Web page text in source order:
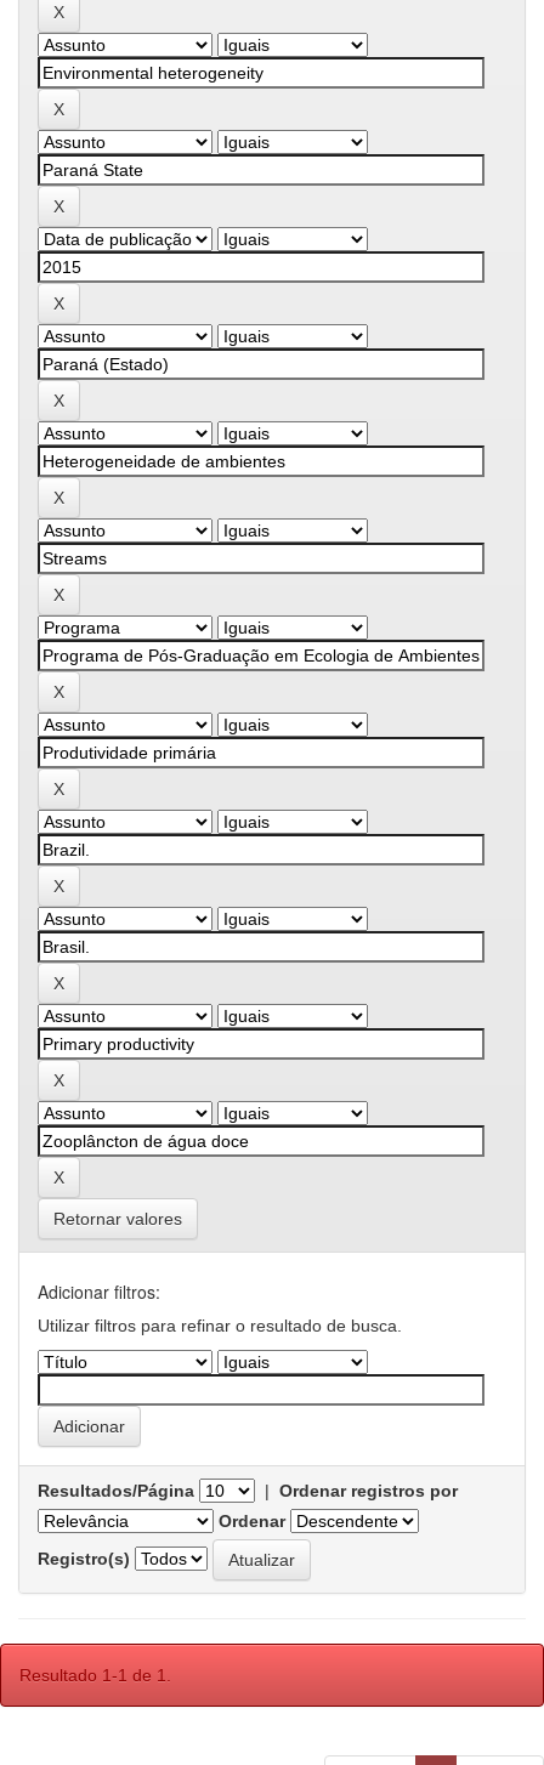
Retornar valores
Adicionar filtros:
Utilizar filtros para refinar o resultado de busca.
Resultados/Página | Ordenar registros por
Ordenar
Registro(s)
Resultado 1-1 de 1.